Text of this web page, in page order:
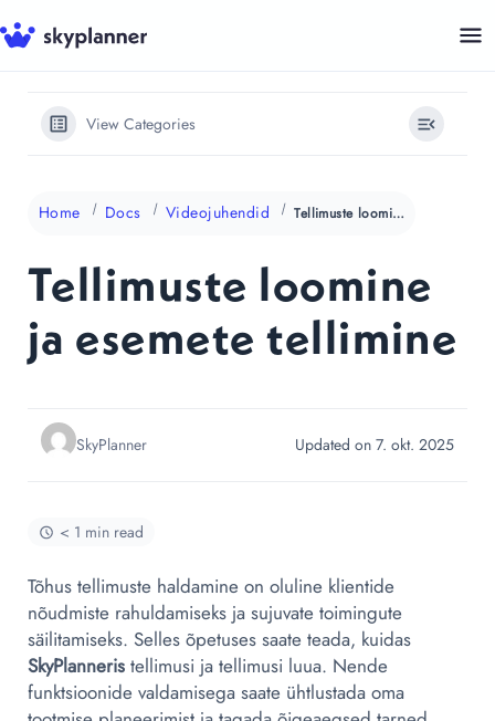
Skip
to
View Categories
Home Docs Videojuhendid Tellimuste loomine ja esemete tellimine
Tellimuste loomine
ja esemete tellimine
SkyPlanner Updated on 7. okt. 2025
< 1 min read
Tõhus tellimuste haldamine on oluline klientide
nõudmiste rahuldamiseks ja sujuvate toimingute
säilitamiseks. Selles õpetuses saate teada, kuidas
SkyPlanneris tellimusi ja tellimusi luua. Nende
funktsioonide valdamisega saate ühtlustada oma